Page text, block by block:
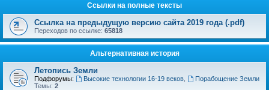
Ссылки на полные тексты
Ссылка на предыдущую версию сайта 2019 года (.pdf)
Переходов по ссылке: 65818
Альтернативная история
Летопись Земли
Подфорумы: Высокие технологии 16-19 веков,
Порабощение Земли
Темы: 2